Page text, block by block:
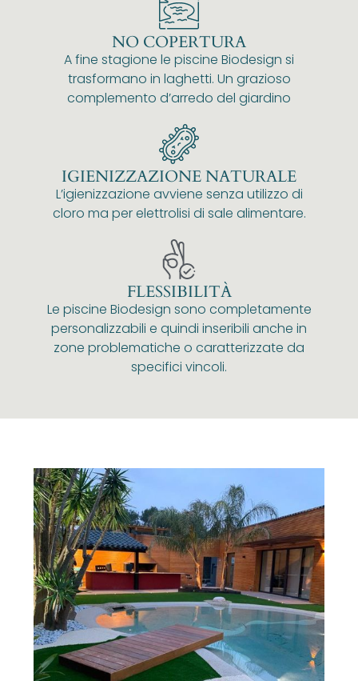
NO COPERTURA
A fine stagione le piscine Biodesign si
trasformano in laghetti. Un grazioso
complemento d’arredo del giardino
IGIENIZZAZIONE NATURALE
L’igienizzazione avviene senza utilizzo di
cloro ma per elettrolisi di sale alimentare.
FLESSIBILITÀ
Le piscine Biodesign sono completamente
personalizzabili e quindi inseribili anche in
zone problematiche o caratterizzate da
specifici vincoli.